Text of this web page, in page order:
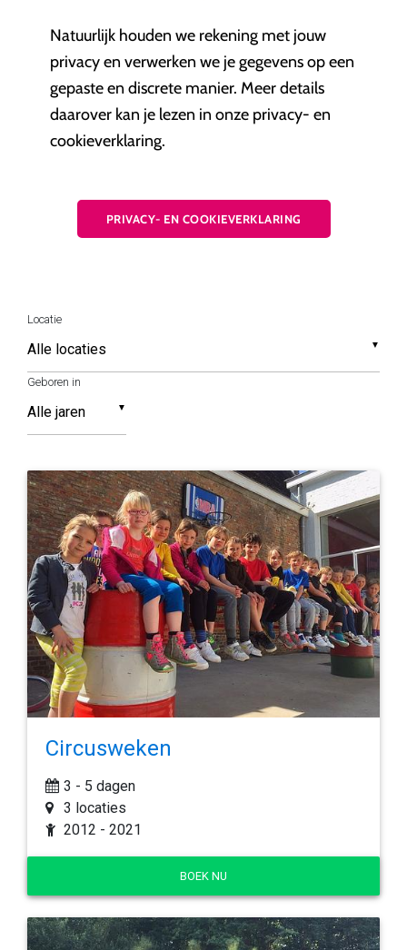
Natuurlijk houden we rekening met jouw
privacy en verwerken we je gegevens op een
gepaste en discrete manier. Meer details
daarover kan je lezen in onze privacy- en
cookieverklaring.
PRIVACY- EN COOKIEVERKLARING